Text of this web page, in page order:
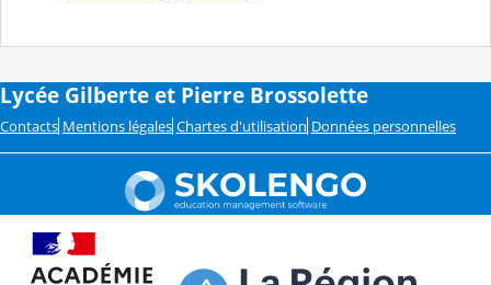
Lycée Gilberte et Pierre Brossolette
Contacts Mentions légales Chartes d'utilisation Données personnelles